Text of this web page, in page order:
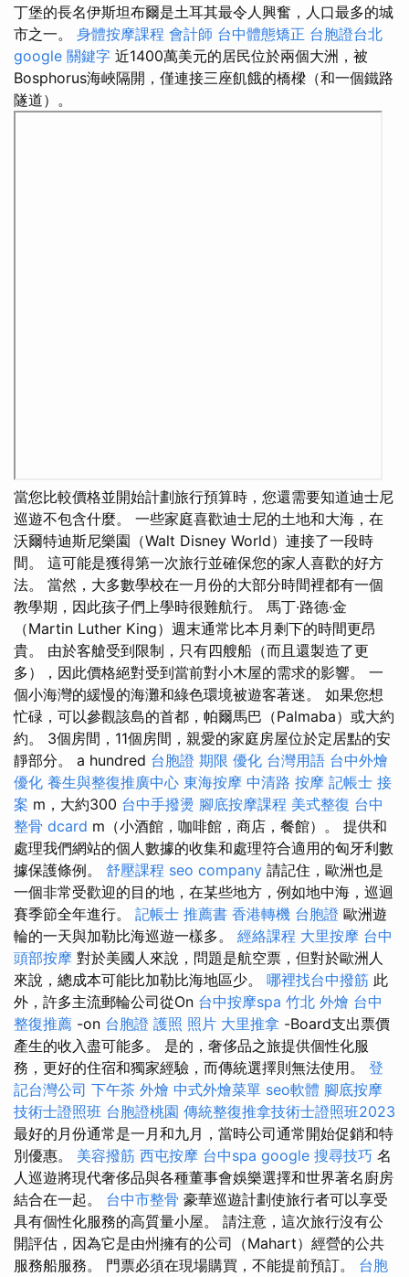
丁堡的長名伊斯坦布爾是土耳其最令人興奮，人口最多的城
市之一。 身體按摩課程 會計師 台中體態矯正 台胞證台北
google 關鍵字 近1400萬美元的居民位於兩個大洲，被
Bosphorus海峽隔開，僅連接三座飢餓的橋樑（和一個鐵路
隧道）。
當您比較價格並開始計劃旅行預算時，您還需要知道迪士尼
巡遊不包含什麼。 一些家庭喜歡迪士尼的土地和大海，在
沃爾特迪斯尼樂園（Walt Disney World）連接了一段時
間。 這可能是獲得第一次旅行並確保您的家人喜歡的好方
法。 當然，大多數學校在一月份的大部分時間裡都有一個
教學期，因此孩子們上學時很難航行。 馬丁·路德·金
（Martin Luther King）週末通常比本月剩下的時間更昂
貴。 由於客艙受到限制，只有四艘船（而且還製造了更
多），因此價格絕對受到當前對小木屋的需求的影響。 一
個小海灣的緩慢的海灘和綠色環境被遊客著迷。 如果您想
忙碌，可以參觀該島的首都，帕爾馬巴（Palmaba）或大約
約。 3個房間，11個房間，親愛的家庭房屋位於定居點的安
靜部分。 a hundred 台胞證 期限 優化 台灣用語 台中外燴
優化 養生與整復推廣中心 東海按摩 中清路 按摩 記帳士 接
案 m，大約300 台中手撥燙 腳底按摩課程 美式整復 台中
整骨 dcard m（小酒館，咖啡館，商店，餐館）。 提供和
處理我們網站的個人數據的收集和處理符合適用的匈牙利數
據保護條例。 舒壓課程 seo company 請記住，歐洲也是
一個非常受歡迎的目的地，在某些地方，例如地中海，巡迴
賽季節全年進行。 記帳士 推薦書 香港轉機 台胞證 歐洲遊
輪的一天與加勒比海巡遊一樣多。 經絡課程 大里按摩 台中
頭部按摩 對於美國人來說，問題是航空票，但對於歐洲人
來說，總成本可能比加勒比海地區少。 哪裡找台中撥筋 此
外，許多主流郵輪公司從On 台中按摩spa 竹北 外燴 台中
整復推薦 -on 台胞證 護照 照片 大里推拿 -Board支出票價
產生的收入盡可能多。 是的，奢侈品之旅提供個性化服
務，更好的住宿和獨家經驗，而傳統選擇則無法使用。 登
記台灣公司 下午茶 外燴 中式外燴菜單 seo軟體 腳底按摩
技術士證照班 台胞證桃園 傳統整復推拿技術士證照班2023
最好的月份通常是一月和九月，當時公司通常開始促銷和特
別優惠。 美容撥筋 西屯按摩 台中spa google 搜尋技巧 名
人巡遊將現代奢侈品與各種董事會娛樂選擇和世界著名廚房
結合在一起。 台中市整骨 豪華巡遊計劃使旅行者可以享受
具有個性化服務的高質量小屋。 請注意，這次旅行沒有公
開評估，因為它是由州擁有的公司（Mahart）經營的公共
服務船服務。 門票必須在現場購買，不能提前預訂。 台胞